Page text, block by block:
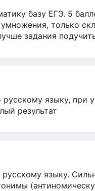
базу ЕГЭ. 5
только
задания
русскому языку,
результат
языку.